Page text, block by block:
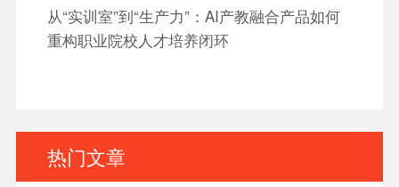
从“实训室”到“生产力”：AI产教融合产品如何
重构职业院校人才培养闭环
热门文章